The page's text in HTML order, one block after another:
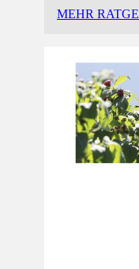
MEHR